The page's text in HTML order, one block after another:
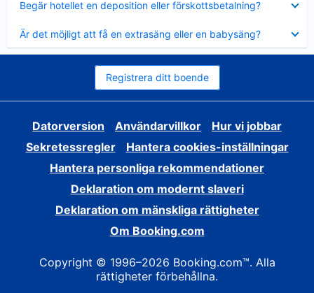
Begär hotellet en deposition eller förskottsbetalning?
mindre
Är det möjligt att få en extrasäng eller en babysäng?
mindre
Registrera ditt boende
Datorversion Användarvillkor
Hur vi jobbar
Sekretessregler
Hantera cookies-inställningar
Hantera personliga rekommendationer
Deklaration om modernt slaveri
Deklaration om mänskliga rättigheter
Om Booking.com
Copyright © 1996–2026 Booking.com™. Alla
rättigheter förbehållna.